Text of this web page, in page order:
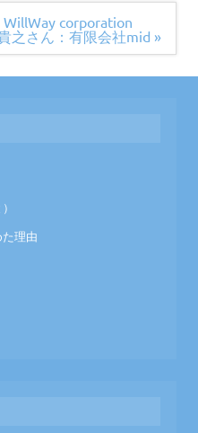
corporation
之さん：有限会社mid »
理由